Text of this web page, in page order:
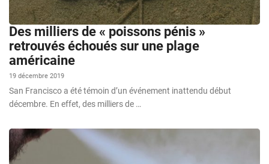
Des milliers de « poissons pénis »
retrouvés échoués sur une plage
américaine
19 décembre 2019
San Francisco a été témoin d’un événement inattendu début
décembre. En effet, des milliers de …